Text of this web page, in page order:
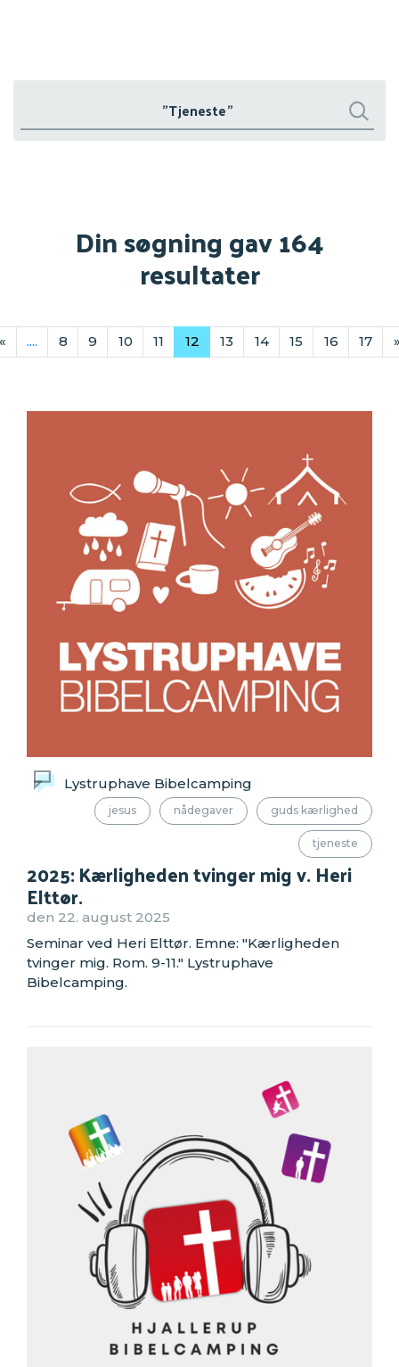
Søg
Din søgning gav 164
resultater
.... 8 9 10 11 12 13 14 15 16 17
Lystruphave Bibelcamping
jesus nådegaver guds kærlighed
tjeneste
2025: Kærligheden tvinger mig v. Heri
Elttør.
den 22. august 2025
Seminar ved Heri Elttør. Emne: "Kærligheden
tvinger mig. Rom. 9-11." Lystruphave
Bibelcamping.